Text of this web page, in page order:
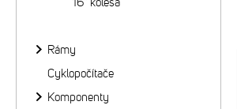
Rámy
Cyklopočítače
Komponenty